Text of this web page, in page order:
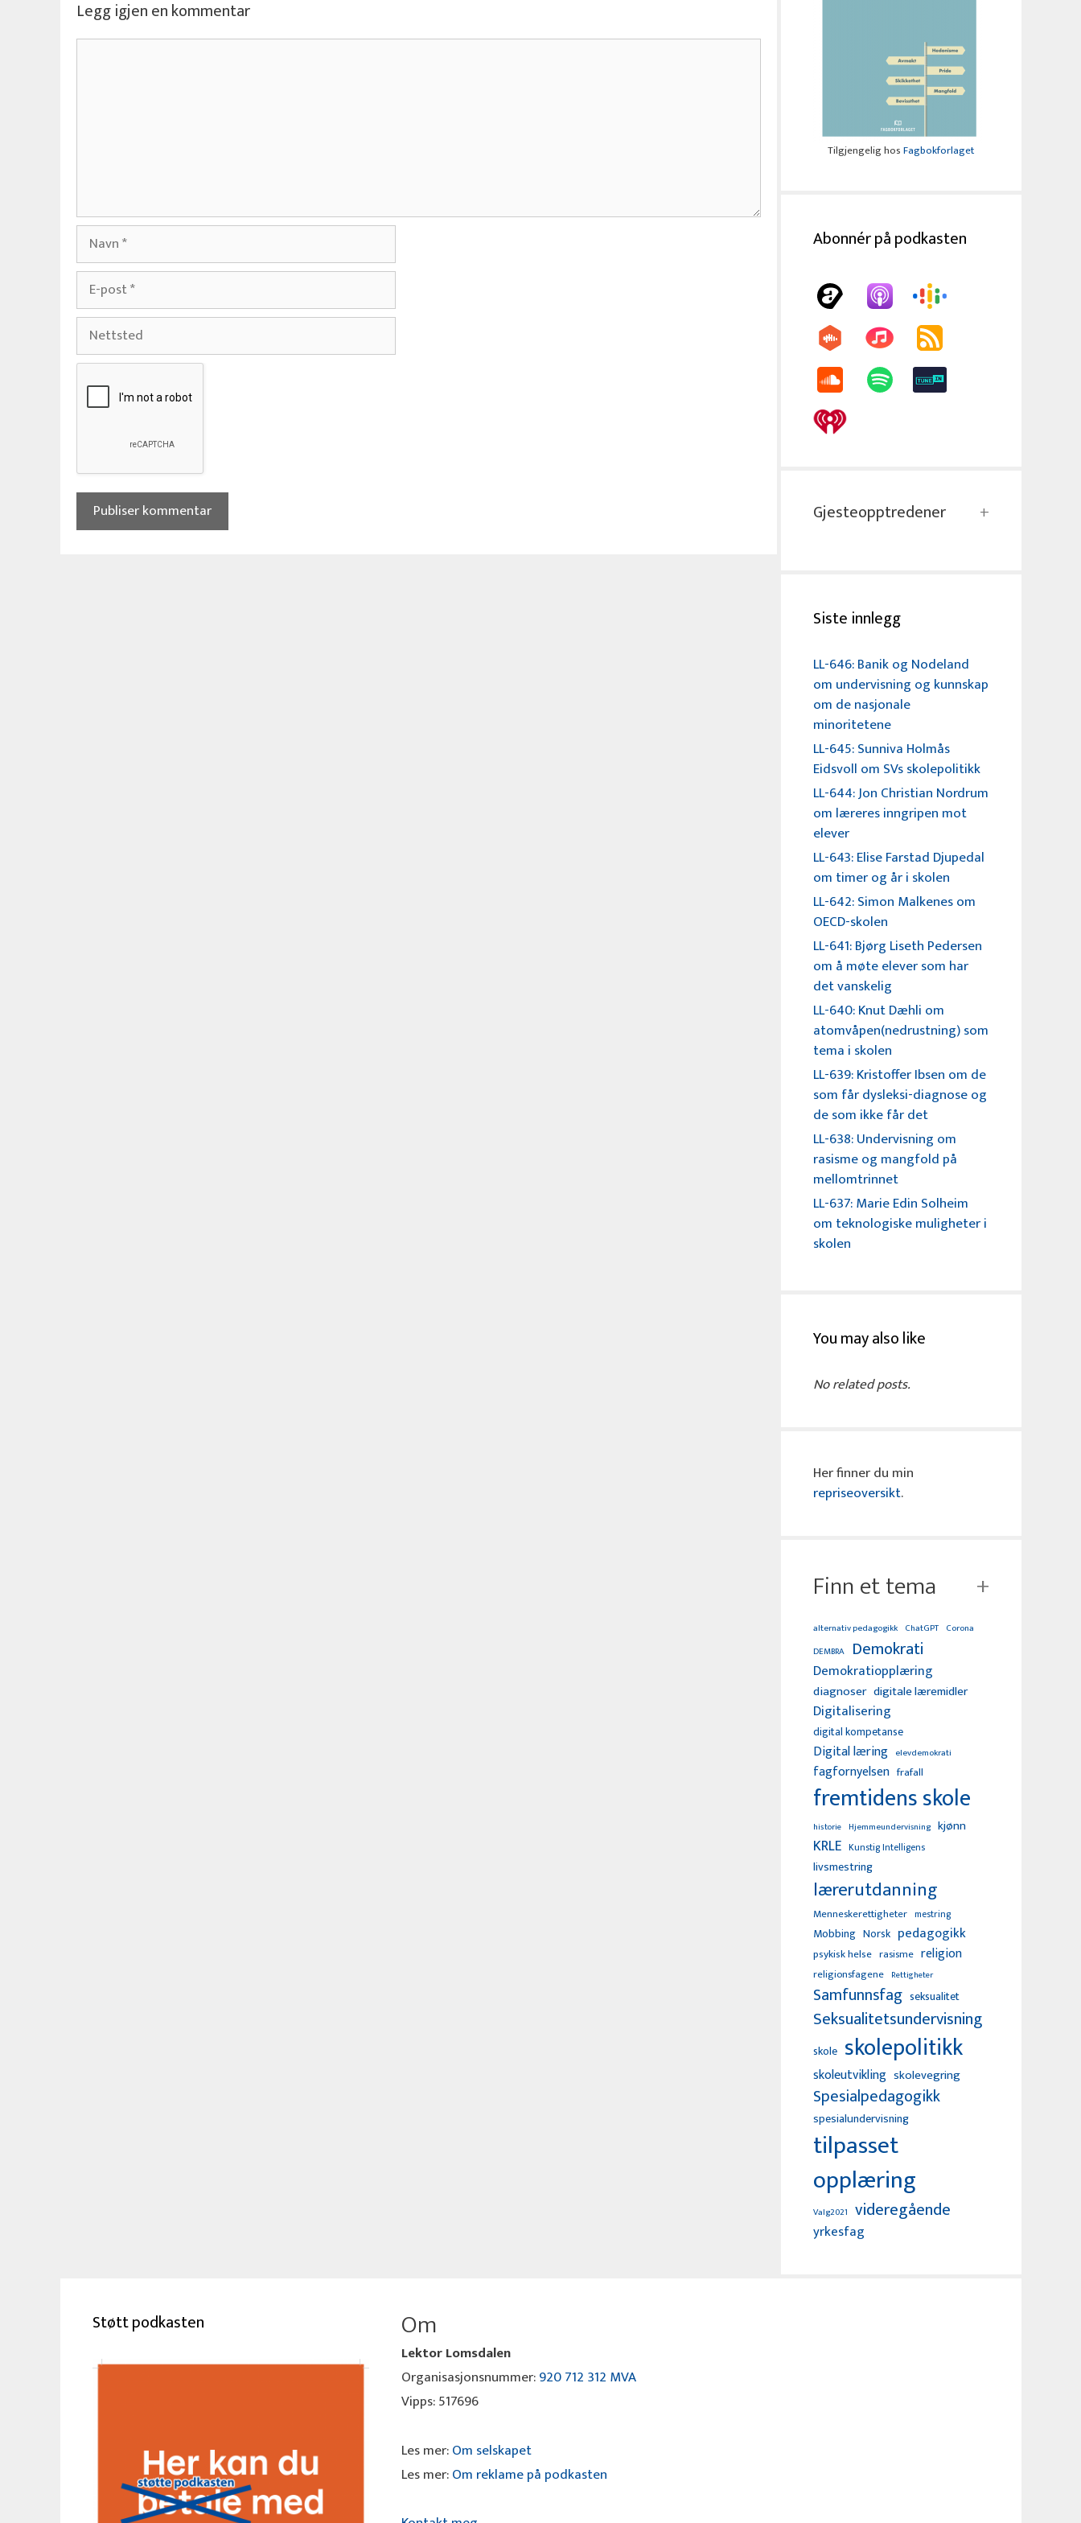
Legg igjen en kommentar
Kommentar
Navn
E-
post
Nettsted
Tilgjengelig hosFagbokforlaget
Abonnér på podkasten
Gjesteopptredener
Siste innlegg
LL-646: Banik og Nodeland
om undervisning og kunnskap
om de nasjonale
minoritetene
LL-645: Sunniva Holmås
Eidsvoll om SVs skolepolitikk
LL-644: Jon Christian Nordrum
om læreres inngripen mot
elever
LL-643: Elise Farstad Djupedal
om timer og år i skolen
LL-642: Simon Malkenes om
OECD-skolen
LL-641: Bjørg Liseth Pedersen
om å møte elever som har
det vanskelig
LL-640: Knut Dæhli om
atomvåpen(nedrustning) som
tema i skolen
LL-639: Kristoffer Ibsen om de
som får dysleksi-diagnose og
de som ikke får det
LL-638: Undervisning om
rasisme og mangfold på
mellomtrinnet
LL-637: Marie Edin Solheim
om teknologiske muligheter i
skolen
You may also like
No related posts.
Her finner du min
repriseoversikt.
Finn et tema
alternativ pedagogikk ChatGPT Corona
DEMBRA Demokrati
Demokratiopplæring
diagnoser digitale læremidler
Digitalisering
digital kompetanse
Digital læring elevdemokrati
fagfornyelsen frafall
fremtidens skole
historie Hjemmeundervisning kjønn
KRLE Kunstig Intelligens
livsmestring
lærerutdanning
Menneskerettigheter mestring
Mobbing Norsk pedagogikk
psykisk helse rasisme religion
religionsfagene Rettigheter
Samfunnsfag seksualitet
Seksualitetsundervisning
skole skolepolitikk
skoleutvikling skolevegring
Spesialpedagogikk
spesialundervisning
tilpasset
opplæring
Valg2021 videregående
yrkesfag
Støtt podkasten Om
Lektor Lomsdalen
Organisasjonsnummer:920 712 312 MVA
Vipps: 517696
Les mer:Om selskapet
Les mer:Om reklame på podkasten